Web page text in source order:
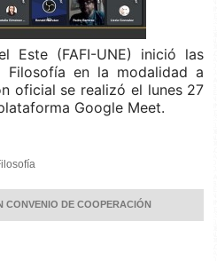
Este (FAFI-UNE) inició las
en la modalidad a
oficial se realizó el lunes 27
Google Meet.
CONVENIO DE COOPERACIÓN